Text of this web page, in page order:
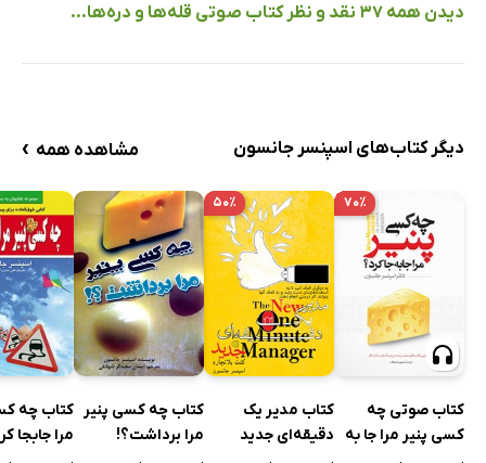
دیدن همه 37 نقد و نظر کتاب صوتی قله‌ها و دره‌ها...
دیگر کتاب‌های اسپنسر جانسون مشاهده همه ›
۷۰٪
کتاب صوتی چه
کسی پنیر مرا جا به
۵۰٪
کتاب مدیر یک
دقیقه‌ای جدید
کتاب چه کسی پنیر
مرا برداشت؟!
کتاب چه
مرا جابجا